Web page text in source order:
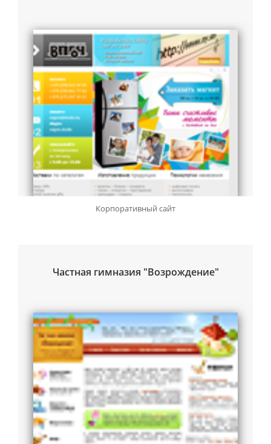
Корпоративный сайт
Частная гимназия "Возрождение"